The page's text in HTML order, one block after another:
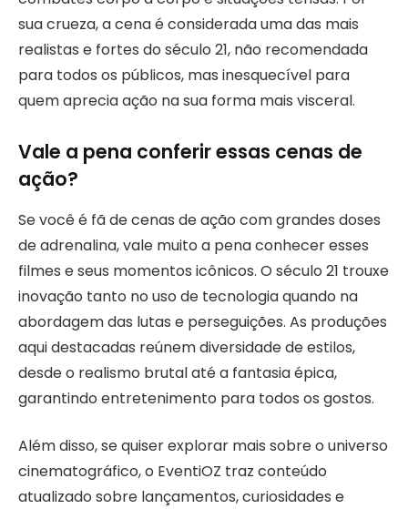
sua crueza, a cena é considerada uma das mais
realistas e fortes do século 21, não recomendada
para todos os públicos, mas inesquecível para
quem aprecia ação na sua forma mais visceral.
Vale a pena conferir essas cenas de
ação?
Se você é fã de cenas de ação com grandes doses
de adrenalina, vale muito a pena conhecer esses
filmes e seus momentos icônicos. O século 21 trouxe
inovação tanto no uso de tecnologia quando na
abordagem das lutas e perseguições. As produções
aqui destacadas reúnem diversidade de estilos,
desde o realismo brutal até a fantasia épica,
garantindo entretenimento para todos os gostos.
Além disso, se quiser explorar mais sobre o universo
cinematográfico, o EventiOZ traz conteúdo
atualizado sobre lançamentos, curiosidades e